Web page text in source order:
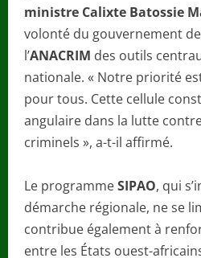
ministre Calixte Batossie
volonté du gouvernement
l’ANACRIM des outils
nationale. « Notre priorité
pour tous. Cette cellule
angulaire dans la lutte
criminels », a-t-il affirmé.
Le programmeSIPAO, qui
démarche régionale, ne se
contribue également à
entre les États ouest-